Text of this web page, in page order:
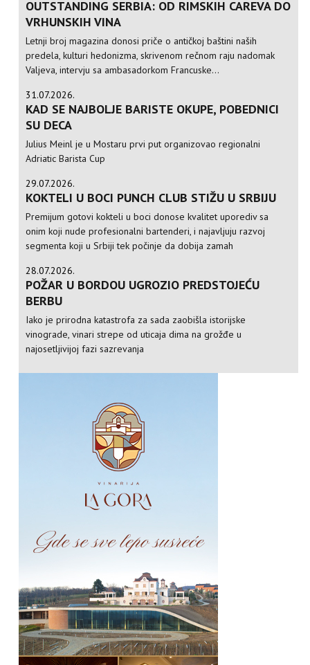
OUTSTANDING SERBIA: OD RIMSKIH CAREVA DO
VRHUNSKIH VINA
Letnji broj magazina donosi priče o antičkoj baštini naših
predela, kulturi hedonizma, skrivenom rečnom raju nadomak
Valjeva, intervju sa ambasadorkom Francuske...
31.07.2026.
KAD SE NAJBOLJE BARISTE OKUPE, POBEDNICI
SU DECA
Julius Meinl je u Mostaru prvi put organizovao regionalni
Adriatic Barista Cup
29.07.2026.
KOKTELI U BOCI PUNCH CLUB STIŽU U SRBIJU
Premijum gotovi kokteli u boci donose kvalitet uporediv sa
onim koji nude profesionalni bartenderi, i najavljuju razvoj
segmenta koji u Srbiji tek počinje da dobija zamah
28.07.2026.
POŽAR U BORDOU UGROZIO PREDSTOJEĆU
BERBU
Iako je prirodna katastrofa za sada zaobišla istorijske
vinograde, vinari strepe od uticaja dima na grožđe u
najosetljivijoj fazi sazrevanja